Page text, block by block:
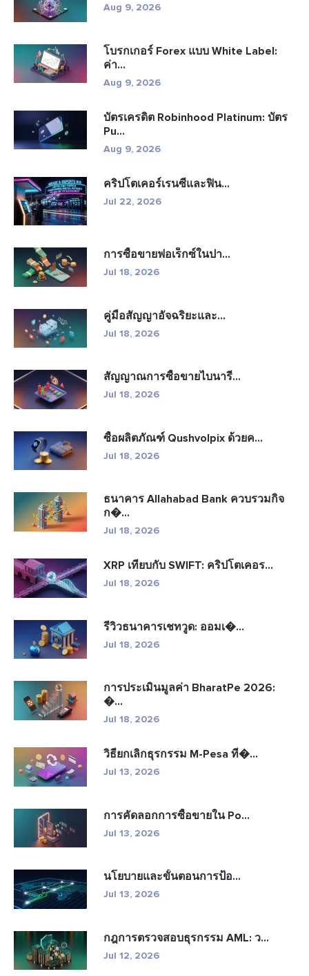
Aug 9, 2026
โบรกเกอร์ Forex แบบ White Label:
ค่า...
Aug 9, 2026
บัตรเครดิต Robinhood Platinum: บัตร
Pu...
Aug 9, 2026
คริปโตเคอร์เรนซีและฟิน...
Jul 22, 2026
การซื้อขายฟอเร็กซ์ในปา...
Jul 18, 2026
คู่มือสัญญาอัจฉริยะและ...
Jul 18, 2026
สัญญาณการซื้อขายไบนารี...
Jul 18, 2026
ซื้อผลิตภัณฑ์ Qushvolpix ด้วยค...
Jul 18, 2026
ธนาคาร Allahabad Bank ควบรวมกิจ
ก�...
Jul 18, 2026
XRP เทียบกับ SWIFT: คริปโตเคอร...
Jul 18, 2026
รีวิวธนาคารเชทวูด: ออมเ�...
Jul 18, 2026
การประเมินมูลค่า BharatPe 2026:
�...
Jul 18, 2026
วิธียกเลิกธุรกรรม M-Pesa ที�...
Jul 13, 2026
การคัดลอกการซื้อขายใน Po...
Jul 13, 2026
นโยบายและขั้นตอนการป้อ...
Jul 13, 2026
กฎการตรวจสอบธุรกรรม AML: ว...
Jul 12, 2026